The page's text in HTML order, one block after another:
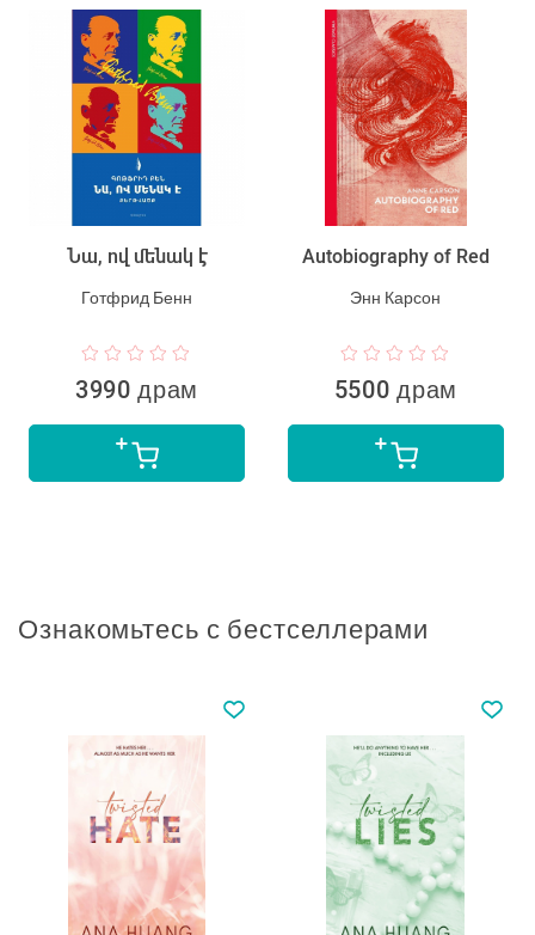
Նա, ով մենակ է
Готфрид Бенн
3990 драм
Autobiography of Red
Энн Карсон
5500 драм
Ознакомьтесь с бестселлерами